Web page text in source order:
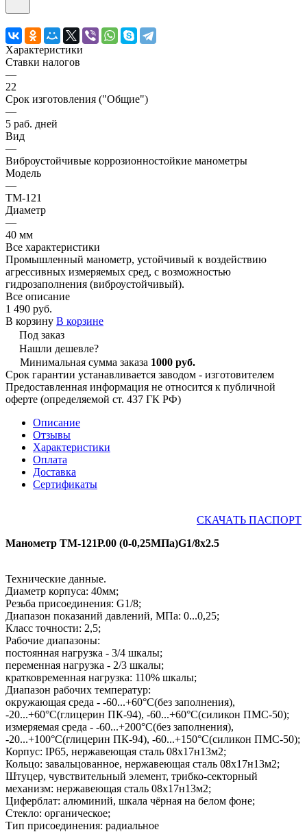
Характеристики
Ставки налогов
—
22
Срок изготовления ("Общие")
—
5 раб. дней
Вид
—
Виброустойчивые коррозионностойкие манометры
Модель
—
ТМ-121
Диаметр
—
40 мм
Все характеристики
Промышленный манометр, устойчивый к воздействию
агрессивных измеряемых сред, с возможностью
гидрозаполнения (виброустойчивый).
Все описание
1 490 руб.
В корзину В корзине
Под заказ
Нашли дешевле?
Минимальная сумма заказа 1000 руб.
Срок гарантии устанавливается заводом - изготовителем
Предоставленная информация не относится к публичной
оферте (определяемой ст. 437 ГК РФ)
Описание
Отзывы
Характеристики
Оплата
Доставка
Сертификаты
СКАЧАТЬ ПАСПОРТ
Манометр ТМ-121Р.00 (0-0,25МПа)G1/8x2.5
Технические данные.
Диаметр корпуса: 40мм;
Резьба присоединения: G1/8;
Диапазон показаний давлений, МПа: 0...0,25;
Класс точности: 2,5;
Рабочие диапазоны:
постоянная нагрузка - 3/4 шкалы;
переменная нагрузка - 2/3 шкалы;
кратковременная нагрузка: 110% шкалы;
Диапазон рабочих температур:
окружающая среда - -60...+60°С(без заполнения),
-20...+60°С(глицерин ПК-94), -60...+60°С(силикон ПМС-50);
измеряемая среда - -60...+200°С(без заполнения),
-20...+100°С(глицерин ПК-94), -60...+150°С(силикон ПМС-50);
Корпус: IP65, нержавеющая сталь 08х17н13м2;
Кольцо: завальцованное, нержавеющая сталь 08х17н13м2;
Штуцер, чувствительный элемент, трибко-секторный
механизм: нержавеющая сталь 08х17н13м2;
Циферблат: алюминий, шкала чёрная на белом фоне;
Стекло: органическое;
Тип присоединения: радиальное